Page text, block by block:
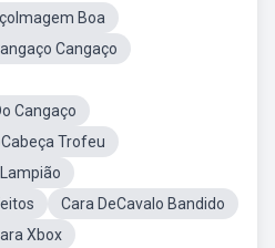
Boa
Cangaço
Cangaço
Trofeu
Cara DeCavalo Bandido
Xbox